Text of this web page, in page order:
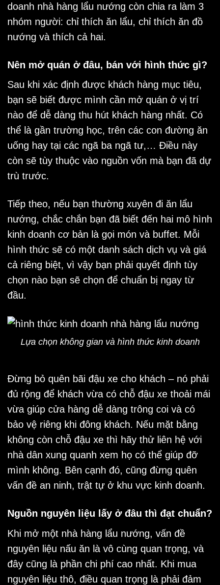
doanh nhà hàng lẩu nướng còn chia ra làm 3
nhóm người: chỉ thích ăn lẩu, chỉ thích ăn đồ
nướng và thích cả hai.
Nên mở quán ở đâu, bán với hình thức gì?
Sau khi xác định được khách hàng mục tiêu,
bạn sẽ biết được mình cần mở quán ở vị trí
nào để dễ dàng thu hút khách hàng nhất. Có
thể là gần trường học, trên các con đường ăn
uống hay tại các ngã ba ngã tư,… Điều này
còn sẽ tùy thuộc vào nguồn vốn mà bạn đã dự
trù trước.
Tiếp theo, nếu bạn thường xuyên đi ăn lẩu
nướng, chắc chắn bạn đã biết đến hai mô hình
kinh doanh cơ bản là gọi món và buffet. Mỗi
hình thức sẽ có một danh sách dịch vụ và giá
cả riêng biệt, vì vậy bạn phải quyết định tùy
chọn nào bạn sẽ chọn để chuẩn bị ngay từ
đầu.
Lựa chọn không gian và hình thức kinh doanh
Đừng bỏ quên bãi đậu xe cho khách – nó phải
đủ rộng để khách vừa có chỗ đậu xe thoải mái
vừa giúp cửa hàng dễ dàng trông coi và có
bảo vệ riêng khi đông khách. Nếu mặt bằng
không còn chỗ đậu xe thì hãy thử liên hệ với
nhà dân xung quanh xem họ có thể giúp đỡ
mình không. Bên cạnh đó, cũng đừng quên
vấn đề an ninh, trật tự ở khu vực kinh doanh.
Nguồn nguyên liệu lấy ở đâu thì đạt chuẩn?
Khi mở một nhà hàng lẩu nướng, vấn đề
nguyên liệu nấu ăn là vô cùng quan trọng, và
đây cũng là phần chi phí cao nhất. Khi mua
nguyên liệu thô, điều quan trọng là phải đảm